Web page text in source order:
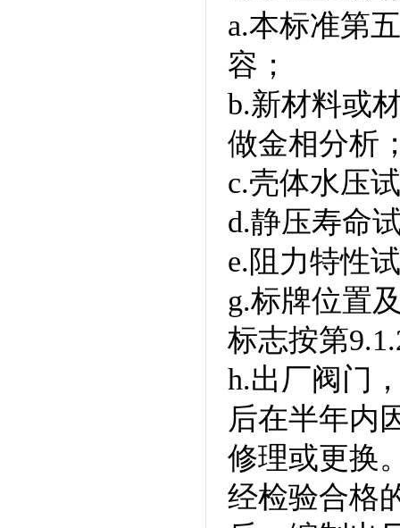
a.本标准第
容；
b.新材料或
做金相分析
c.壳体水压
d.静压寿命
e.阻力特性
g.标牌位置
标志按第
h.出厂阀门
后在半年内
修理或更换
经检验合格